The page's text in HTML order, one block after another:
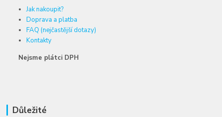
Jak nakoupit?
Doprava a platba
FAQ (nejčastější dotazy)
Kontakty
Nejsme plátci DPH
Důležité